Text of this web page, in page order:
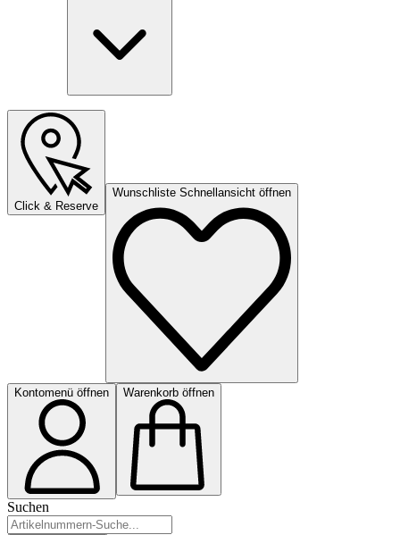
Click & Reserve
Wunschliste Schnellansicht öffnen
Kontomenü öffnen Warenkorb öffnen
Suchen